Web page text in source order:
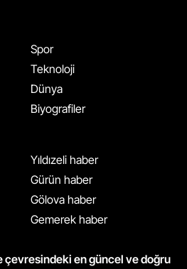
Spor
Teknoloji
Dünya
Biyografiler
Yıldızeli haber
Gürün haber
Gölova haber
Gemerek haber
çevresindeki en güncel ve doğru